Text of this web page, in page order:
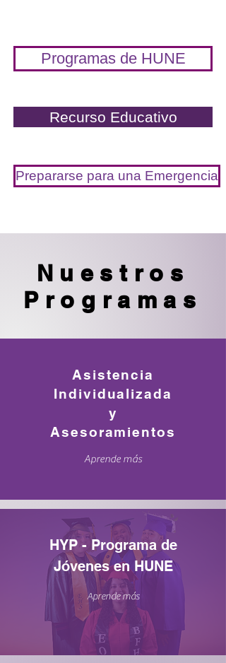
Programas de HUNE
Recurso Educativo
Prepararse para una Emergencia
Nuestros
Programas
Asistencia
Individualizada
y
Asesoramientos
Aprende más
HYP - Programa de
Jóvenes enHUNE
Aprende más